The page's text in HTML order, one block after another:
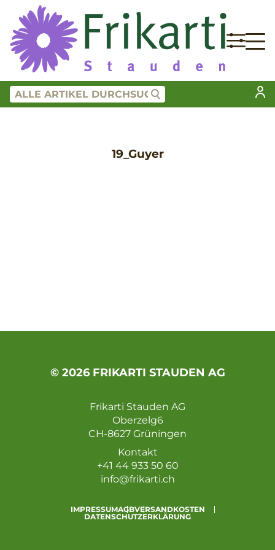
19_Guyer
© 2026 FRIKARTI STAUDEN AG
Frikarti Stauden AG
Oberzelg6
CH-8627 Grüningen
Kontakt
+41 44 933 50 60
info@frikarti.ch
IMPRESSUMAGBVERSANDKOSTEN
DATENSCHUTZERKLÄRUNG